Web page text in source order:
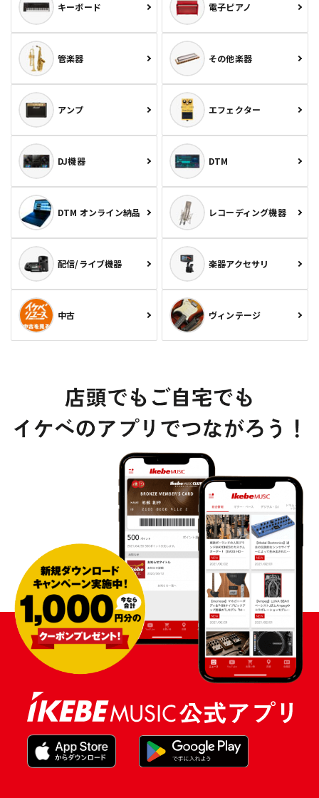
キーボード 電子ピアノ
管楽器 その他楽器
アンプ エフェクター
DJ機器 DTM
DTM オンライン納品 レコーディング機器
配信/ライブ機器 楽器アクセサリ
中古 ヴィンテージ